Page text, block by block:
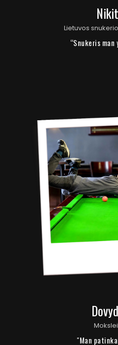
Lietuvos
“Snukeris man
"Man